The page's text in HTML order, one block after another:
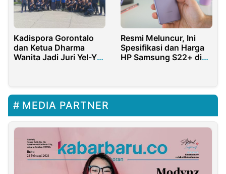
Kadispora Gorontalo
dan Ketua Dharma
Wanita Jadi Juri Yel-Yel
Resmi Meluncur, Ini
Spesifikasi dan Harga
HP Samsung S22+ di
MEDIA PARTNER